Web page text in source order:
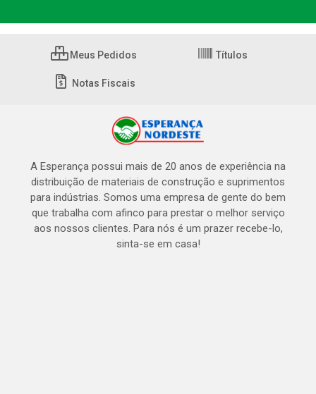
Meus Pedidos Títulos
Notas Fiscais
A Esperança possui mais de 20 anos de experiência na
distribuição de materiais de construção e suprimentos
para indústrias. Somos uma empresa de gente do bem
que trabalha com afinco para prestar o melhor serviço
aos nossos clientes. Para nós é um prazer recebe-lo,
sinta-se em casa!